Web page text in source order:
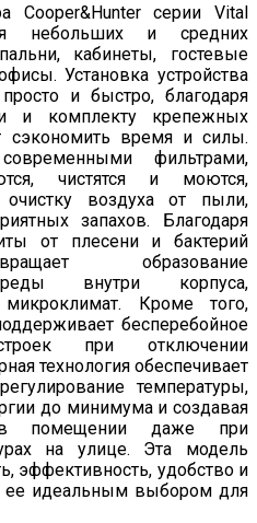
Cooper&Hunter серии Vital
небольших и средних
кабинеты, гостевые
Установка устройства
и быстро, благодаря
и комплекту крепежных
сэкономить время и силы.
фильтрами,
чистятся и моются,
очистку воздуха от пыли,
запахов. Благодаря
от плесени и бактерий
образование
внутри корпуса,
Кроме того,
бесперебойное
при отключении
технология обеспечивает
температуры,
до минимума и создавая
в помещении даже при
на улице. Эта модель
эффективность, удобство и
ее идеальным выбором для